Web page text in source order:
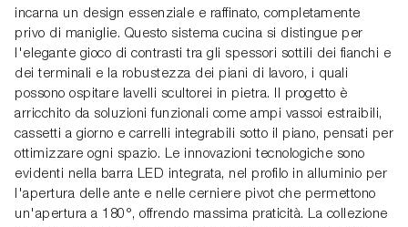
incarna un design essenziale e raffinato, completamente
privo di maniglie. Questo sistema cucina si distingue per
l'elegante gioco di contrasti tra gli spessori sottili dei fianchi e
dei terminali e la robustezza dei piani di lavoro, i quali
possono ospitare lavelli scultorei in pietra. Il progetto è
arricchito da soluzioni funzionali come ampi vassoi estraibili,
cassetti a giorno e carrelli integrabili sotto il piano, pensati per
ottimizzare ogni spazio. Le innovazioni tecnologiche sono
evidenti nella barra LED integrata, nel profilo in alluminio per
l'apertura delle ante e nelle cerniere pivot che permettono
un'apertura a 180°, offrendo massima praticità. La collezione